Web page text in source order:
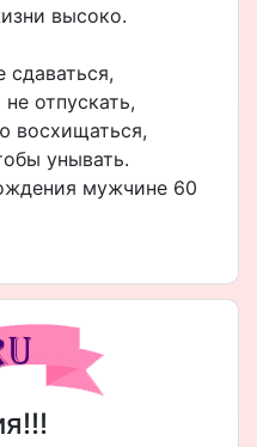
высоко.
сдаваться,
отпускать,
восхищаться,
унывать.
мужчине 60